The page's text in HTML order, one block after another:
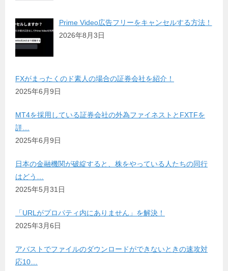
Prime Video広告フリーをキャンセルする方法！
2026年8月3日
FXがまったくのド素人の場合の証券会社を紹介！
2025年6月9日
MT4を採用している証券会社の外為ファイネストとFXTFを
詳…
2025年6月9日
日本の金融機関が破綻すると、株をやっている人たちの同行
はどう…
2025年5月31日
「URLがプロパティ内にありません」を解決！
2025年3月6日
アバストでファイルのダウンロードができないときの速攻対
応10…